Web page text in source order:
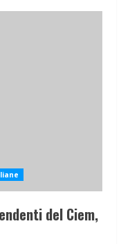
del Ciem,